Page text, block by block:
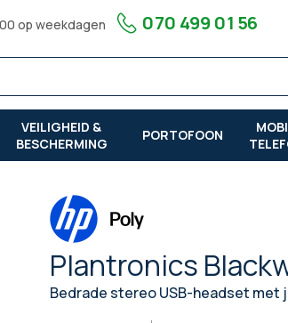
op weekdagen 070 499 01 56
VEILIGHEID &
BESCHERMING
PORTOFOON
Plantronics
Bedrade stereo USB-headset met